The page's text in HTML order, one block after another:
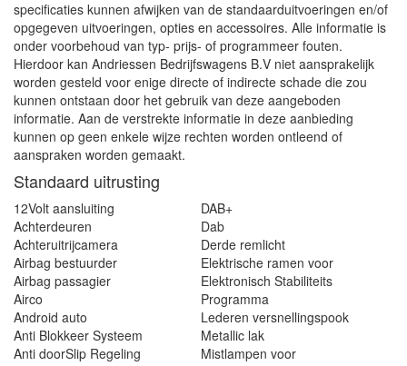
specificaties kunnen afwijken van de standaarduitvoeringen en/of
opgegeven uitvoeringen, opties en accessoires. Alle informatie is
onder voorbehoud van typ- prijs- of programmeer fouten.
Hierdoor kan Andriessen Bedrijfswagens B.V niet aansprakelijk
worden gesteld voor enige directe of indirecte schade die zou
kunnen ontstaan door het gebruik van deze aangeboden
informatie. Aan de verstrekte informatie in deze aanbieding
kunnen op geen enkele wijze rechten worden ontleend of
aanspraken worden gemaakt.
Standaard uitrusting
12Volt aansluiting
Achterdeuren
Achteruitrijcamera
Airbag bestuurder
Airbag passagier
Airco
Android auto
Anti Blokkeer Systeem
Anti doorSlip Regeling
DAB+
Dab
Derde remlicht
Elektrische ramen voor
Elektronisch Stabiliteits
Programma
Lederen versnellingspook
Metallic lak
Mistlampen voor